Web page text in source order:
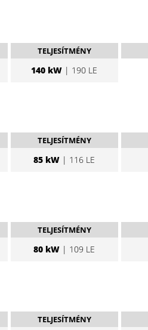
TELJESÍTMÉNY
140 kW | 190 LE
TELJESÍTMÉNY
85 kW | 116 LE
TELJESÍTMÉNY
80 kW | 109 LE
TELJESÍTMÉNY